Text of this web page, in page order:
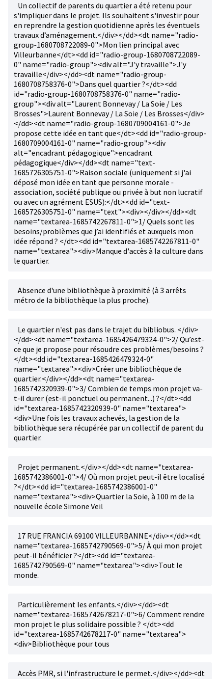
Un collectif de parents du quartier a été retenu pour
s'impliquer dans le projet. Ils souhaitent s'investir pour
en reprendre la gestion quotidienne après les éventuels
travaux d’aménagement.</div></dd><dt name="radio-
group-1680708722089-0">Mon lien principal avec
Villeurbanne</dt><dd id="radio-group-1680708722089-
0" name="radio-group"><div alt="J'y travaille">J'y
travaille</div></dd><dt name="radio-group-
1680708758376-0">Dans quel quartier ?</dt><dd
id="radio-group-1680708758376-0" name="radio-
group"><div alt="Laurent Bonnevay / La Soie / Les
Brosses">Laurent Bonnevay / La Soie / Les Brosses</div>
</dd><dt name="radio-group-1680709004161-0">Je
propose cette idée en tant que</dt><dd id="radio-group-
1680709004161-0" name="radio-group"><div
alt="encadrant pédagogique">encadrant
pédagogique</div></dd><dt name="text-
1685726305751-0">Raison sociale (uniquement si j'ai
déposé mon idée en tant que personne morale -
association, société publique ou privée à but non lucratif
ou avec un agrément ESUS):</dt><dd id="text-
1685726305751-0" name="text"><div></div></dd><dt
name="textarea-1685742267811-0">1/ Quels sont les
besoins/problèmes que j’ai identifiés et auxquels mon
idée répond ? </dt><dd id="textarea-1685742267811-0"
name="textarea"><div>Manque d'accès à la culture dans
le quartier.
Absence d'une bibliothèque à proximité (à 3 arrêts
métro de la bibliothèque la plus proche).
Le quartier n'est pas dans le trajet du bibliobus. </div>
</dd><dt name="textarea-1685426479324-0">2/ Qu’est-
ce que je propose pour résoudre ces problèmes/besoins ?
</dt><dd id="textarea-1685426479324-0"
name="textarea"><div>Créer une bibliothèque de
quartier.</div></dd><dt name="textarea-
1685742320939-0">3/ Combien de temps mon projet va-
t-il durer (est-il ponctuel ou permanent...) ?</dt><dd
id="textarea-1685742320939-0" name="textarea">
<div>Une fois les travaux achevés, la gestion de la
bibliothèque sera récupérée par un collectif de parent du
quartier.
Projet permanent.</div></dd><dt name="textarea-
1685742386001-0">4/ Où mon projet peut-il être localisé
?</dt><dd id="textarea-1685742386001-0"
name="textarea"><div>Quartier la Soie, à 100 m de la
nouvelle école Simone Veil
17 RUE FRANCIA 69100 VILLEURBANNE</div></dd><dt
name="textarea-1685742790569-0">5/ À qui mon projet
peut-il bénéficier ?</dt><dd id="textarea-
1685742790569-0" name="textarea"><div>Tout le
monde.
Particulièrement les enfants.</div></dd><dt
name="textarea-1685742678217-0">6/ Comment rendre
mon projet le plus solidaire possible ? </dt><dd
id="textarea-1685742678217-0" name="textarea">
<div>Bibliothèque pour tous
Accès PMR, si l'infrastructure le permet.</div></dd><dt